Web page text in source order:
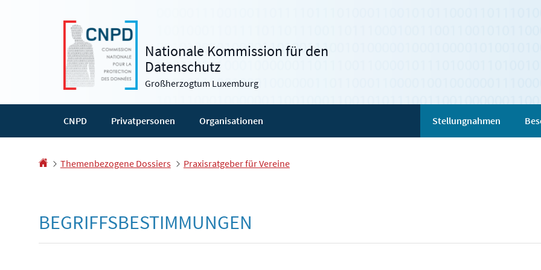
Nationale Kommission für den
Datenschutz
Großherzogtum Luxemburg
CNPD Privatpersonen Organisationen Stellungnahmen
Startseite
Themenbezogene Dossiers Praxisratgeber für Vereine
BEGRIFFSBESTIMMUNGEN